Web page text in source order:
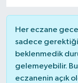
Her eczane gece
sadece
beklenmedik
gelemeyebilir.
eczanenin açık